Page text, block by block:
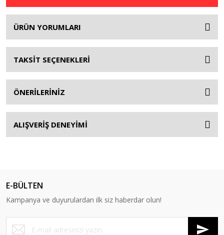
ÜRÜN YORUMLARI
TAKSİT SEÇENEKLERİ
ÖNERİLERİNİZ
ALIŞVERİŞ DENEYİMİ
E-BÜLTEN
Kampanya ve duyurulardan ilk siz haberdar olun!